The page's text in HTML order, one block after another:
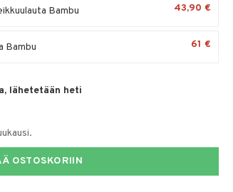
Bambu 43,90 €
Bambu 61 €
lähetetään heti
OSTOSKORIIN